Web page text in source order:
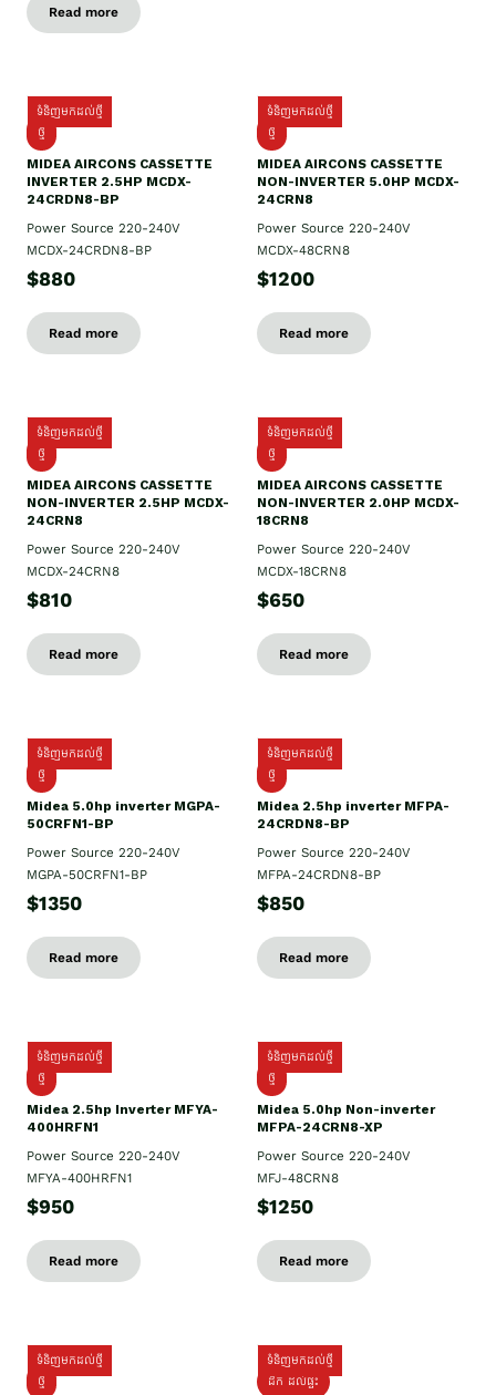
Read more
ទំនិញមកដល់ថ្មី
ថ្មី
MIDEA AIRCONS CASSETTE
INVERTER 2.5HP MCDX-
24CRDN8-BP
Power Source 220-240V
MCDX-24CRDN8-BP
$880
Read more
ទំនិញមកដល់ថ្មី
ថ្មី
MIDEA AIRCONS CASSETTE
NON-INVERTER 5.0HP MCDX-
24CRN8
Power Source 220-240V
MCDX-48CRN8
$1200
Read more
ទំនិញមកដល់ថ្មី
ថ្មី
MIDEA AIRCONS CASSETTE
NON-INVERTER 2.5HP MCDX-
24CRN8
Power Source 220-240V
MCDX-24CRN8
$810
Read more
ទំនិញមកដល់ថ្មី
ថ្មី
MIDEA AIRCONS CASSETTE
NON-INVERTER 2.0HP MCDX-
18CRN8
Power Source 220-240V
MCDX-18CRN8
$650
Read more
ទំនិញមកដល់ថ្មី
ថ្មី
Midea 5.0hp inverter MGPA-
50CRFN1-BP
Power Source 220-240V
MGPA-50CRFN1-BP
$1350
Read more
ទំនិញមកដល់ថ្មី
ថ្មី
Midea 2.5hp​ inverter MFPA-
24CRDN8-BP
Power Source 220-240V
MFPA-24CRDN8-BP
$850
Read more
ទំនិញមកដល់ថ្មី
ថ្មី
Midea 2.5hp Inverter MFYA-
400HRFN1
Power Source 220-240V
MFYA-400HRFN1
$950
Read more
ទំនិញមកដល់ថ្មី
ថ្មី
Midea 5.0hp Non-inverter
MFPA-24CRN8-XP
Power Source 220-240V
MFJ-48CRN8
$1250
Read more
ទំនិញមកដល់ថ្មី
ថ្មី
ទំនិញមកដល់ថ្មី
ដឹក​ ដល់ផ្ទះ